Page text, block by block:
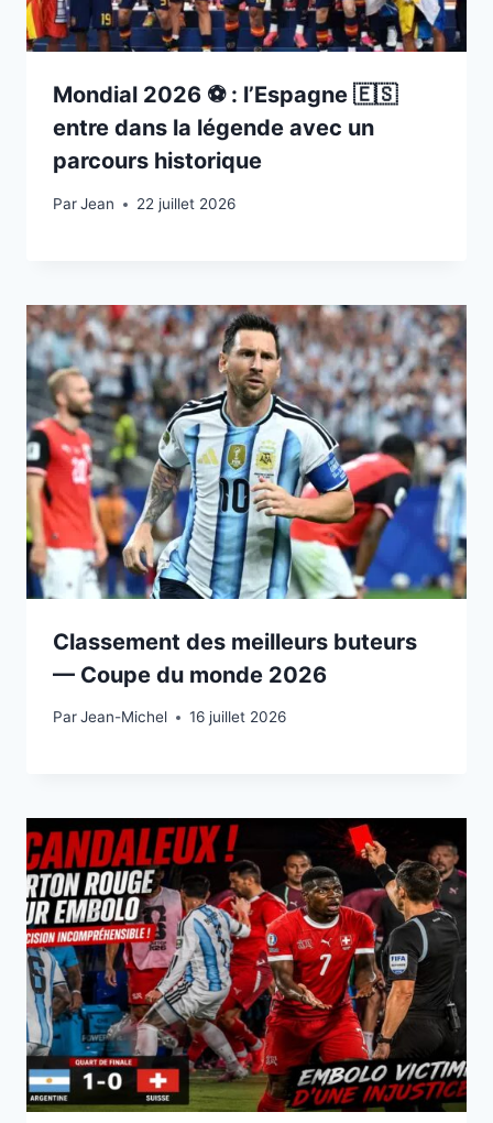
Mondial 2026 ⚽️ : l’Espagne 🇪🇸
entre dans la légende avec un
parcours historique
ParJean
22 juillet 202622 juillet 2026
Classement des meilleurs buteurs
— Coupe du monde 2026
ParJean-Michel
15 juillet 2026 16 juillet 2026